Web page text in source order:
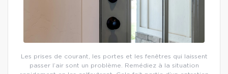
Les prises de courant, les portes et les fenêtres qui laissent
passer l’air sont un problème. Remédiez à la situation